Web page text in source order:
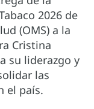
2026 de
(OMS) a la
Cristina
su liderazgo y
las
el país.